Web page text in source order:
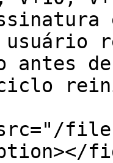
usuário
antes
ciclo
files/